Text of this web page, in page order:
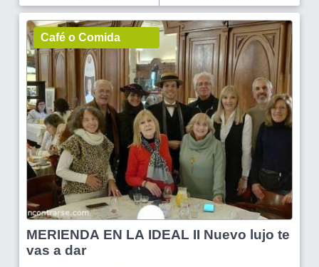
Café o Comida
MERIENDA EN LA IDEAL II Nuevo lujo te
vas a dar